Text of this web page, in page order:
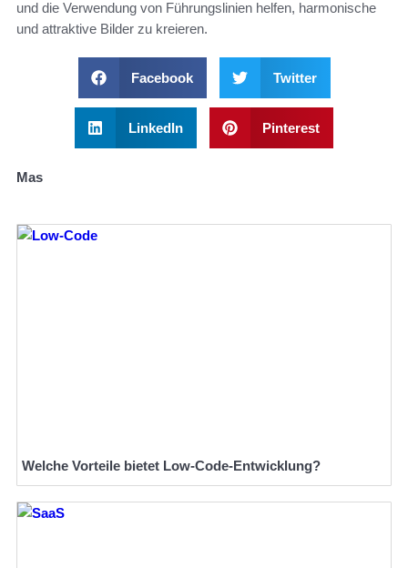
und die Verwendung von Führungslinien helfen, harmonische
und attraktive Bilder zu kreieren.
Facebook Twitter
LinkedIn Pinterest
Mas
Welche Vorteile bietet Low-Code-Entwicklung?